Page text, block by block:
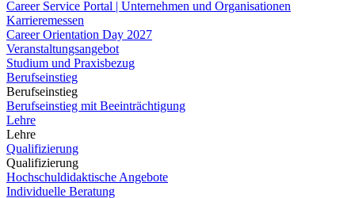
Career Service Portal | Unternehmen und Organisationen
Karrieremessen
Career Orientation Day 2027
Veranstaltungsangebot
Studium und Praxisbezug
Berufseinstieg
Berufseinstieg
Berufseinstieg mit Beeinträchtigung
Lehre
Lehre
Qualifizierung
Qualifizierung
Hochschuldidaktische Angebote
Individuelle Beratung